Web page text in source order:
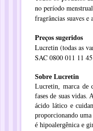
no período
fragrâncias suaves e
Preços sugeridos
Lucretin (todas as
SAC 0800 011 11 45
Sobre Lucretin
Lucretin, marca de
fases de suas vidas.
ácido lático e
proporcionando uma
é hipoalergênica e